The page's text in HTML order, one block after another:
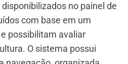
no painel de
com base em um
possibilitam avaliar
O sistema possui